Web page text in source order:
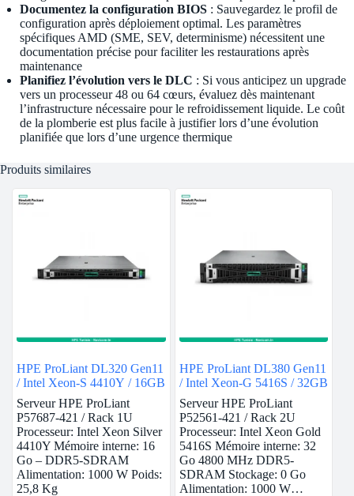
Documentez la configuration BIOS : Sauvegardez le profil de
configuration après déploiement optimal. Les paramètres
spécifiques AMD (SME, SEV, determinisme) nécessitent une
documentation précise pour faciliter les restaurations après
maintenance
Planifiez l’évolution vers le DLC : Si vous anticipez un upgrade
vers un processeur 48 ou 64 cœurs, évaluez dès maintenant
l’infrastructure nécessaire pour le refroidissement liquide. Le coût
de la plomberie est plus facile à justifier lors d’une évolution
planifiée que lors d’une urgence thermique
Produits similaires
HPE ProLiant DL320 Gen11
/ Intel Xeon-S 4410Y / 16GB
Serveur HPE ProLiant
P57687-421 / Rack 1U
Processeur: Intel Xeon Silver
4410Y Mémoire interne: 16
Go – DDR5-SDRAM
Alimentation: 1000 W Poids:
25,8 Kg
HPE ProLiant DL380 Gen11
/ Intel Xeon-G 5416S / 32GB
Serveur HPE ProLiant
P52561-421 / Rack 2U
Processeur: Intel Xeon Gold
5416S Mémoire interne: 32
Go 4800 MHz DDR5-
SDRAM Stockage: 0 Go
Alimentation: 1000 W…